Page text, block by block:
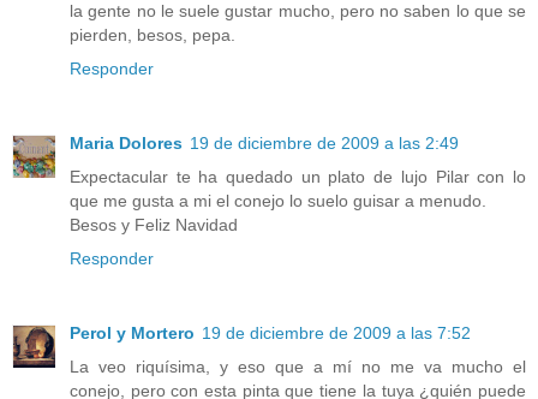
la gente no le suele gustar mucho, pero no saben lo que se
pierden, besos, pepa.
Responder
Maria Dolores 19 de diciembre de 2009 a las 2:49
Expectacular te ha quedado un plato de lujo Pilar con lo
que me gusta a mi el conejo lo suelo guisar a menudo.
Besos y Feliz Navidad
Responder
Perol y Mortero 19 de diciembre de 2009 a las 7:52
La veo riquísima, y eso que a mí no me va mucho el
conejo, pero con esta pinta que tiene la tuya ¿quién puede